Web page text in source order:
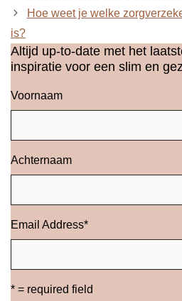
Hoe weet je welke
is?
Altijd up-to-date met het
inspiratie voor een slim en
Voornaam
Achternaam
Email Address*
* = required field